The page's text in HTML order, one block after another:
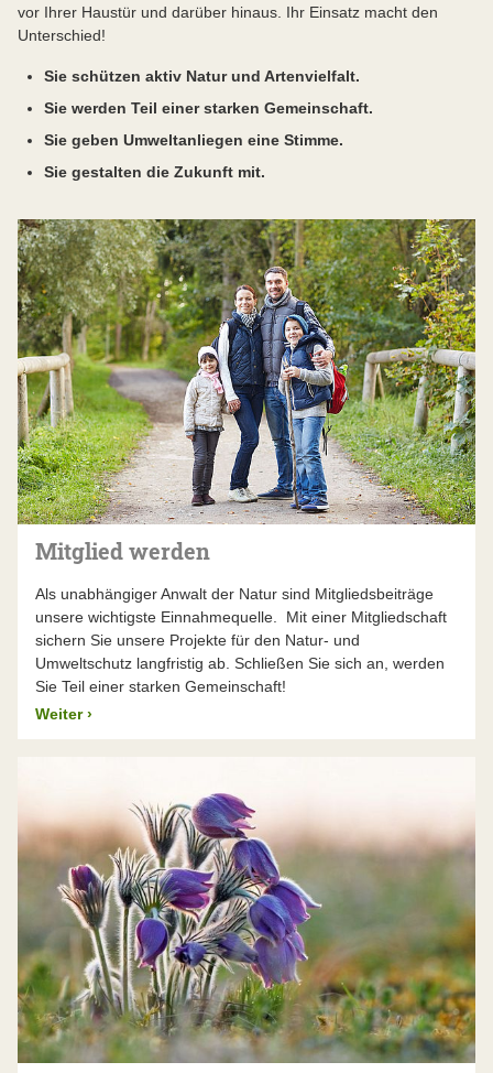
vor Ihrer Haustür und darüber hinaus. Ihr Einsatz macht den
Unterschied!
Sie schützen aktiv Natur und Artenvielfalt.
Sie werden Teil einer starken Gemeinschaft.
Sie geben Umweltanliegen eine Stimme.
Sie gestalten die Zukunft mit.
Mitglied werden
Als unabhängiger Anwalt der Natur sind Mitgliedsbeiträge
unsere wichtigste Einnahmequelle. Mit einer Mitgliedschaft
sichern Sie unsere Projekte für den Natur- und
Umweltschutz langfristig ab. Schließen Sie sich an, werden
Sie Teil einer starken Gemeinschaft!
Weiter ›